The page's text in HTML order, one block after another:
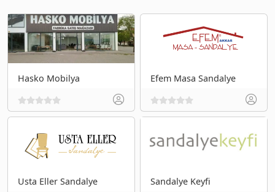
Hasko Mobilya Efem Masa Sandalye
Usta Eller Sandalye Sandalye Keyfi